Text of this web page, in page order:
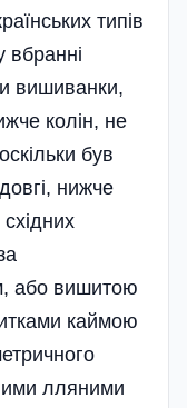
типів
вбранні
вишиванки,
колін, не
був
нижче
або вишитою
каймою
лляними